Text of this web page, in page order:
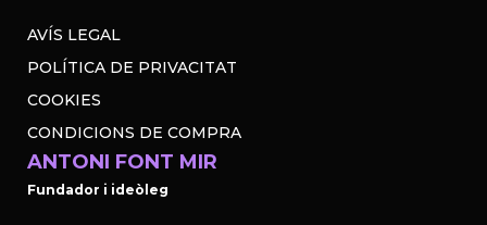
AVÍS LEGAL
POLÍTICA DE PRIVACITAT
COOKIES
CONDICIONS DE COMPRA
ANTONI FONT MIR
Fundador i ideòleg